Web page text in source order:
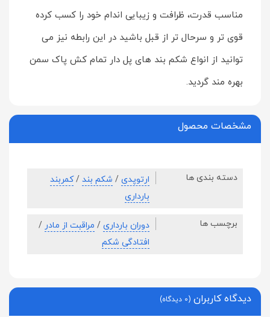
مناسب قدرت، ظرافت و زيبايی اندام خود را كسب كرده
قوی تر و سرحال تر از قبل باشيد در اين رابطه نيز می
توانيد از انواع شكم بند های پل دار تمام كش پاک سمن
بهره مند گرديد.
مشخصات محصول
دسته بندی ها ارتوپدی / شکم بند / کمربند
بارداری
برچسب ها دوران بارداری / مراقبت از مادر /
افتادگی شکم
دیدگاه کاربران (0 دیدگاه)